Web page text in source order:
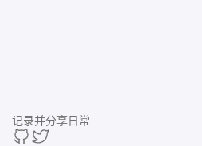
记录并分享日常